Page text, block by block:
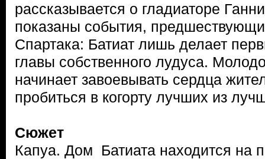
рассказывается о гладиаторе
показаны события,
Спартака: Батиат лишь делает
главы собственного лудуса.
начинает завоевывать сердца
пробиться в когорту лучших из
Сюжет
Капуа. Дом Батиата находится на